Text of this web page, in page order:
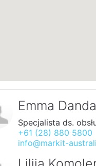
Emma
Specjalista ds.
+61 (28) 880 5800
info@markit-